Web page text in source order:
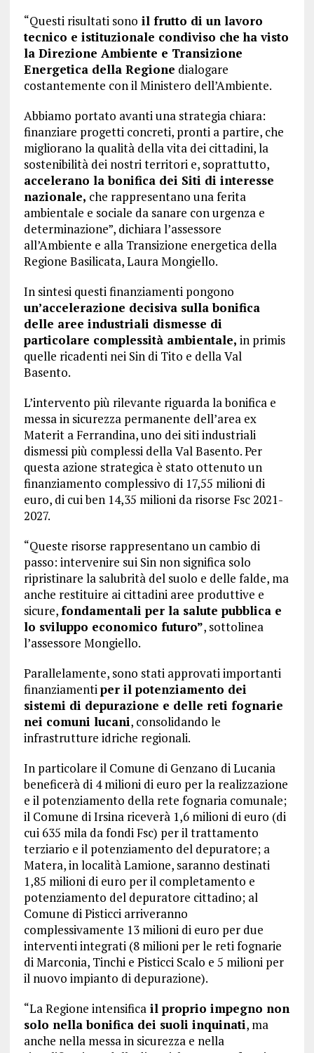
“Questi risultati sono il frutto di un lavoro
tecnico e istituzionale condiviso che ha visto
la Direzione Ambiente e Transizione
Energetica della Regione dialogare
costantemente con il Ministero dell’Ambiente.
Abbiamo portato avanti una strategia chiara:
finanziare progetti concreti, pronti a partire, che
migliorano la qualità della vita dei cittadini, la
sostenibilità dei nostri territori e, soprattutto,
accelerano la bonifica dei Siti di interesse
nazionale, che rappresentano una ferita
ambientale e sociale da sanare con urgenza e
determinazione”, dichiara l’assessore
all’Ambiente e alla Transizione energetica della
Regione Basilicata, Laura Mongiello.
In sintesi questi finanziamenti pongono
un’accelerazione decisiva sulla bonifica
delle aree industriali dismesse di
particolare complessità ambientale, in primis
quelle ricadenti nei Sin di Tito e della Val
Basento.
L’intervento più rilevante riguarda la bonifica e
messa in sicurezza permanente dell’area ex
Materit a Ferrandina, uno dei siti industriali
dismessi più complessi della Val Basento. Per
questa azione strategica è stato ottenuto un
finanziamento complessivo di 17,55 milioni di
euro, di cui ben 14,35 milioni da risorse Fsc 2021-
2027.
“Queste risorse rappresentano un cambio di
passo: intervenire sui Sin non significa solo
ripristinare la salubrità del suolo e delle falde, ma
anche restituire ai cittadini aree produttive e
sicure,fondamentali per la salute pubblica e
lo sviluppo economico futuro”, sottolinea
l’assessore Mongiello.
Parallelamente, sono stati approvati importanti
finanziamentiper il potenziamento dei
sistemi di depurazione e delle reti fognarie
nei comuni lucani, consolidando le
infrastrutture idriche regionali.
In particolare il Comune di Genzano di Lucania
beneficerà di 4 milioni di euro per la realizzazione
e il potenziamento della rete fognaria comunale;
il Comune di Irsina riceverà 1,6 milioni di euro (di
cui 635 mila da fondi Fsc) per il trattamento
terziario e il potenziamento del depuratore; a
Matera, in località Lamione, saranno destinati
1,85 milioni di euro per il completamento e
potenziamento del depuratore cittadino; al
Comune di Pisticci arriveranno
complessivamente 13 milioni di euro per due
interventi integrati (8 milioni per le reti fognarie
di Marconia, Tinchi e Pisticci Scalo e 5 milioni per
il nuovo impianto di depurazione).
“La Regione intensificail proprio impegno non
solo nella bonifica dei suoli inquinati, ma
anche nella messa in sicurezza e nella